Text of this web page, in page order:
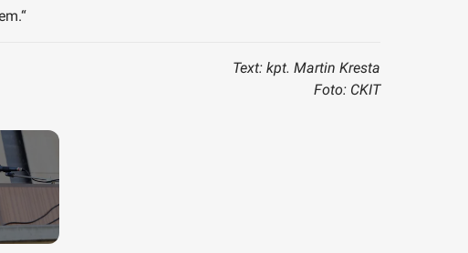
Text: kpt. Martin Kresta
Foto: CKIT